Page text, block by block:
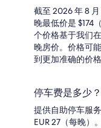
截至 2026 年 8
晚最低价是 $174
个价格基于我们
晚房价。价格可
到更加准确的价格
停车费是多少？
提供自助停车服
EUR 27（每晚）